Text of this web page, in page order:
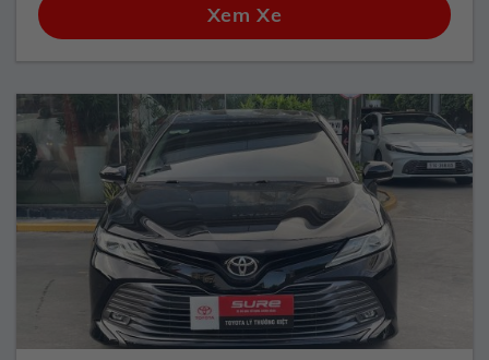
Xem Xe